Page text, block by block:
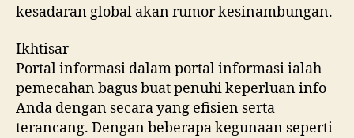
kesadaran global akan rumor kesinambungan.
Ikhtisar
Portal informasi dalam portal informasi ialah
pemecahan bagus buat penuhi keperluan info
Anda dengan secara yang efisien serta
terancang. Dengan beberapa kegunaan seperti